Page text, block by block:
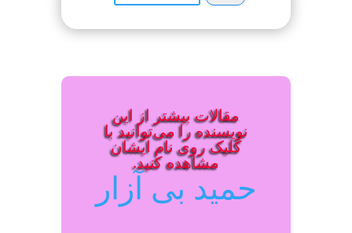
مقالات بیشتر از این
نویسنده را می‌توانید با
کلیک روی نام ایشان
مشاهده کنید.
حمید بی آزار